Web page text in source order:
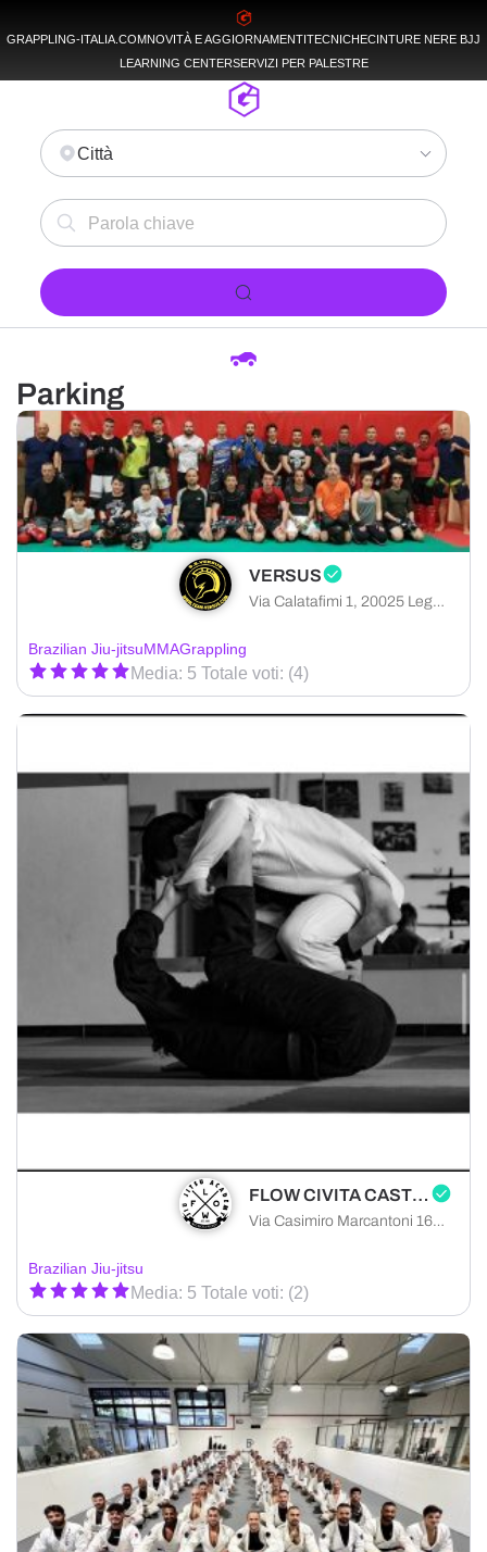
GRAPPLING-ITALIA.COMNOVITÀ E AGGIORNAMENTITECNICHECINTURE NERE BJJ
LEARNING CENTERSERVIZI PER PALESTRE
Città
Parking
VERSUS
Via Calatafimi 1, 20025 Legnano città metropolitana di Milano, Italia
Brazilian Jiu-jitsuMMAGrappling
Media: 5 Totale voti: (4)
FLOW CIVITA CASTELLANA
Via Casimiro Marcantoni 16, Civita Castellana, provincia di Viterbo 01033, Italia
Brazilian Jiu-jitsu
Media: 5 Totale voti: (2)